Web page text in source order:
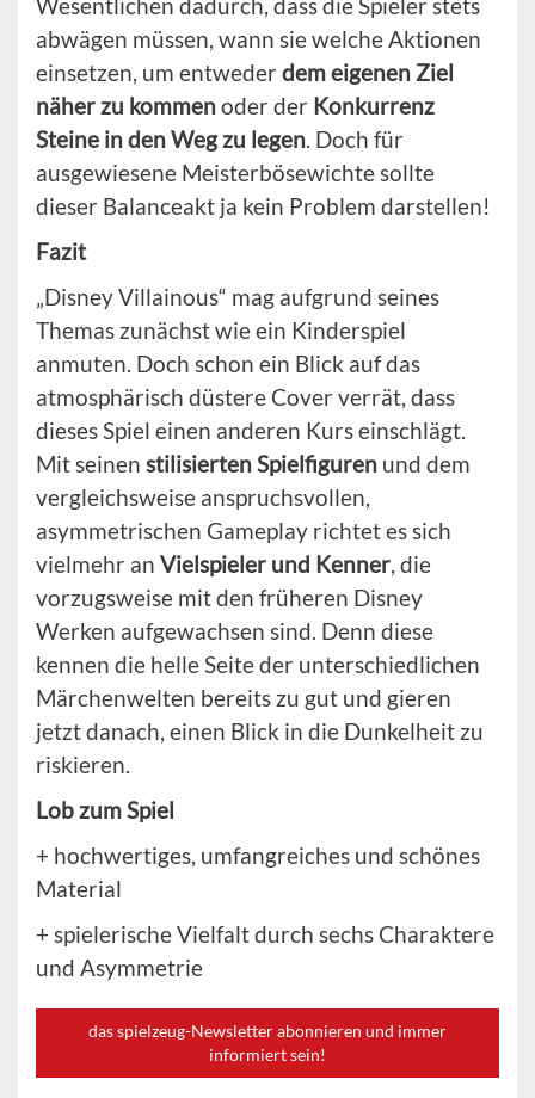
Wesentlichen dadurch, dass die Spieler stets
abwägen müssen, wann sie welche Aktionen
einsetzen, um entwederdem eigenen Ziel
näher zu kommenoder der Konkurrenz
Steine in den Weg zu legen. Doch für
ausgewiesene Meisterbösewichte sollte
dieser Balanceakt ja kein Problem darstellen!
Fazit
„Disney Villainous“ mag aufgrund seines
Themas zunächst wie ein Kinderspiel
anmuten. Doch schon ein Blick auf das
atmosphärisch düstere Cover verrät, dass
dieses Spiel einen anderen Kurs einschlägt.
Mit seinen stilisierten Spielfiguren und dem
vergleichsweise anspruchsvollen,
asymmetrischen Gameplay richtet es sich
vielmehr an Vielspieler und Kenner, die
vorzugsweise mit den früheren Disney
Werken aufgewachsen sind. Denn diese
kennen die helle Seite der unterschiedlichen
Märchenwelten bereits zu gut und gieren
jetzt danach, einen Blick in die Dunkelheit zu
riskieren.
Lob zum Spiel
+ hochwertiges, umfangreiches und schönes
Material
+ spielerische Vielfalt durch sechs Charaktere
und Asymmetrie
das spielzeug-Newsletter abonnieren und immer
informiert sein!